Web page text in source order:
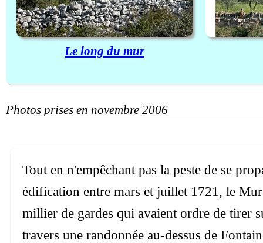
Le long du mur
Photos prises en novembre 2006
Tout en n'empêchant pas la peste de se
édification entre mars et juillet 1721, le
millier de gardes qui avaient ordre de tirer
travers une randonnée au-dessus de